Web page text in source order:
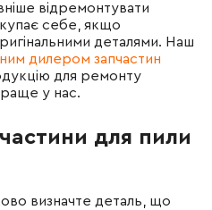
відремонтувати
себе, якщо
деталями. Наш
дилером запчастин
для ремонту
у нас.
для пили
визначте деталь, що